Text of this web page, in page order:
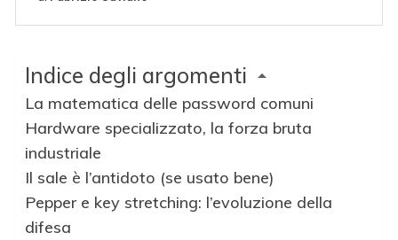
Indice degli argomenti
La matematica delle password comuni
Hardware specializzato, la forza bruta
industriale
Il sale è l’antidoto (se usato bene)
Pepper e key stretching: l’evoluzione della
difesa